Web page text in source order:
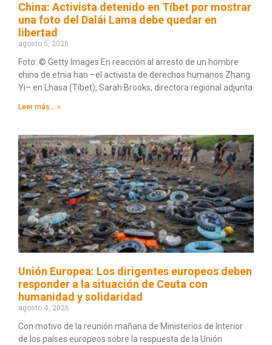
China: Activista detenido en Tíbet por mostrar
una foto del Dalái Lama debe quedar en
libertad
agosto 5, 2026
Foto: © Getty Images En reacción al arresto de un hombre
chino de etnia han –el activista de derechos humanos Zhang
Yi– en Lhasa (Tíbet), Sarah Brooks, directora regional adjunta
Leer más... »
Unión Europea: Los dirigentes europeos deben
responder a la situación de Ceuta con
humanidad y solidaridad
agosto 4, 2026
Con motivo de la reunión mañana de Ministerios de Interior
de los países europeos sobre la respuesta de la Unión